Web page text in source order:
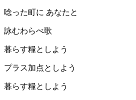
唸った町に あなたと
詠むわらべ歌
暮らす糧としよう
プラス加点としよう
暮らす糧としよう